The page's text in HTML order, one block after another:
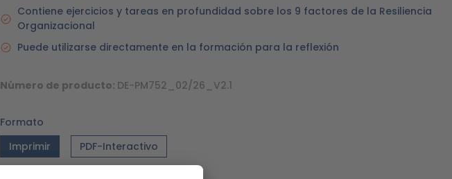
Contiene ejercicios y tareas en profundidad sobre los 9 factores de la Resiliencia
Organizacional
Puede utilizarse directamente en la formación para la reflexión
Número de producto: DE-PM752_02/26_V2.1
Formato
Imprimir
PDF-Interactivo